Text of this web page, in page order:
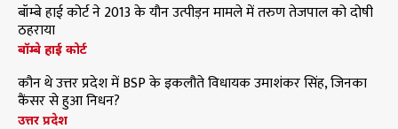
बॉम्बे हाई कोर्ट ने 2013 के यौन उत्पीड़न मामले में तरुण तेजपाल को दोषी
ठहराया
बॉम्बे हाई कोर्ट
कौन थे उत्तर प्रदेश में BSP के इकलौते विधायक उमाशंकर सिंह, जिनका
कैंसर से हुआ निधन?
उत्तर प्रदेश